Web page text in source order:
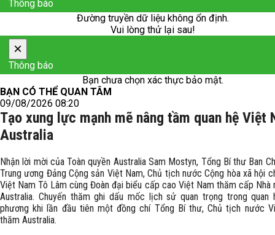
Thông báo
Đường truyền dữ liệu không ổn định.
Vui lòng thử lại sau!
×
Thông báo
Bạn chưa chọn xác thực bảo mật.
BẠN CÓ THỂ QUAN TÂM
09/08/2026 08:20
Tạo xung lực mạnh mẽ nâng tầm quan hệ Việt
Australia
Nhận lời mời của Toàn quyền Australia Sam Mostyn, Tổng Bí thư Ban
Trung ương Đảng Cộng sản Việt Nam, Chủ tịch nước Cộng hòa xã hội
Việt Nam Tô Lâm cùng Đoàn đại biểu cấp cao Việt Nam thăm cấp Nhà
Australia. Chuyến thăm ghi dấu mốc lịch sử quan trọng trong quan
phương khi lần đầu tiên một đồng chí Tổng Bí thư, Chủ tịch nước
thăm Australia.